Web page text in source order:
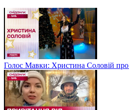
Голос Мавки: Христина Соловій про